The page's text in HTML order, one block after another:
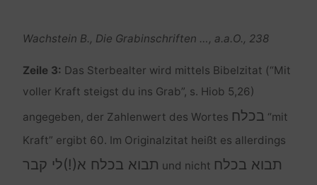
Wachstein B., Die Grabinschriften …, a.a.O., 238
Zeile 3: Das Sterbealter wird mittels Bibelzitat (“Mit
voller Kraft steigst du ins Grab”, s. Hiob 5,26)
angegeben, der Zahlenwert des Wortes בכלח “mit
Kraft” ergibt 60. Im Originalzitat heißt es allerdings
תבוא בכלח א(!)לי קבר und nicht תבוא בכלח